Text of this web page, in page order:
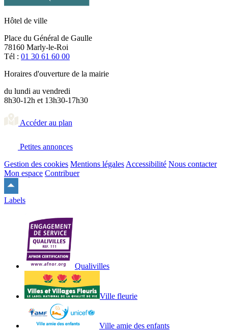
Hôtel de ville
Place du Général de Gaulle
78160 Marly-le-Roi
Tél : 01 30 61 60 00
Horaires d'ouverture de la mairie
du lundi au vendredi
8h30-12h et 13h30-17h30
Accéder au plan
Petites annonces
Gestion des cookies Mentions légalesAccessibilité Nous contacter
Mon espace Contribuer
haut
Labels
Qualivilles
Ville fleurie
Ville amie des enfants